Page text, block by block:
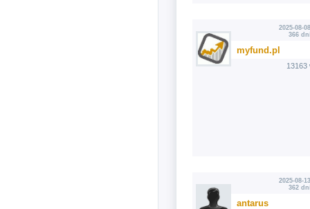
2025-08-
366
myfund.pl
13163
2025-08-
362
antarus